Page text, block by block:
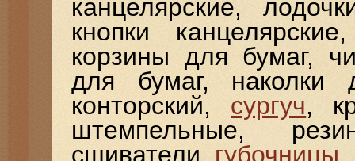
канцелярские,
кнопки
корзины для бумаг,
для бумаг, наколки
конторский, сургуч,
штемпельные,
сшиватели, губочницы